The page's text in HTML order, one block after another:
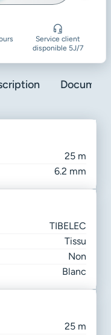
Service client
disponible 5J/7
25 m
6.2 mm
TIBELEC
Tissu
Non
Blanc
25 m